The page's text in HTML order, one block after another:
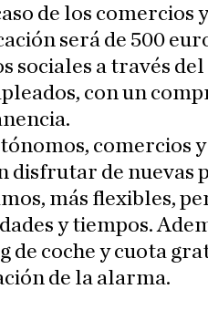
de los comercios
será de 500
sociales a través
con un
comercios
disfrutar de nuevas
más flexibles,
y tiempos.
de coche y cuota
de la alarma.